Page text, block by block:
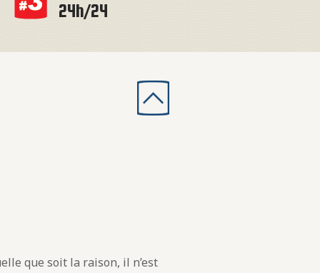
24h/24
que soit la raison, il n’est